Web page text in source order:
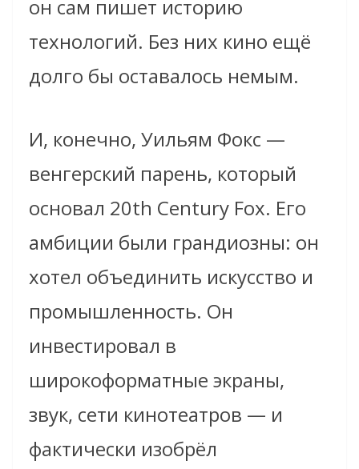
он сам пишет историю
технологий. Без них кино ещё
долго бы оставалось немым.
И, конечно, Уильям Фокс —
венгерский парень, который
основал 20th Century Fox. Его
амбиции были грандиозны: он
хотел объединить искусство и
промышленность. Он
инвестировал в
широкоформатные экраны,
звук, сети кинотеатров — и
фактически изобрёл